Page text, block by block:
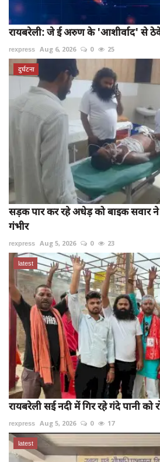
रायबरेली: जे ई अरुण के 'आशीर्वाद' से
rexpress Aug 6, 2026 0 25
दुर्घटना
सड़क पार कर रहे अधेड़ को बाइक सवार ने
गंभीर
rexpress Aug 5, 2026 0 23
latest
रायबरेली सई नदी में गिर रहे गंदे पानी
rexpress Aug 5, 2026 0 17
latest